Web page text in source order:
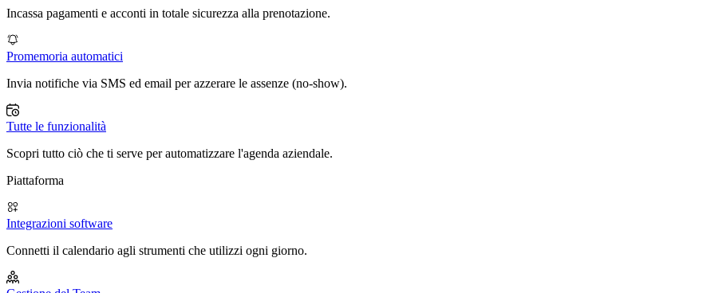
Incassa pagamenti e acconti in totale sicurezza alla prenotazione.
Promemoria automatici
Invia notifiche via SMS ed email per azzerare le assenze (no-show).
Tutte le funzionalità
Scopri tutto ciò che ti serve per automatizzare l'agenda aziendale.
Piattaforma
Integrazioni software
Connetti il calendario agli strumenti che utilizzi ogni giorno.